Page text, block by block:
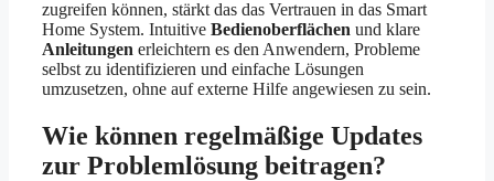
zugreifen können, stärkt das das Vertrauen in das Smart
Home System. Intuitive Bedienoberflächen und klare
Anleitungen erleichtern es den Anwendern, Probleme
selbst zu identifizieren und einfache Lösungen
umzusetzen, ohne auf externe Hilfe angewiesen zu sein.
Wie können regelmäßige Updates
zur Problemlösung beitragen?